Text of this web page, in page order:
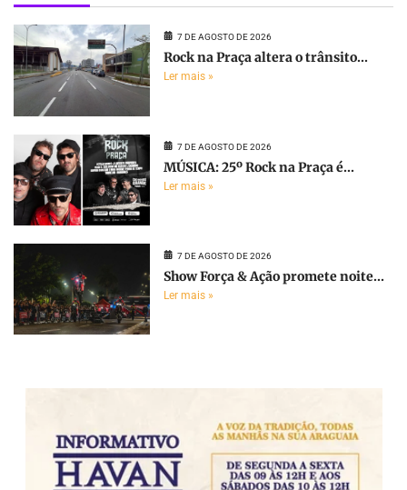
7 DE AGOSTO DE 2026
Rock na Praça altera o trânsito...
Ler mais »
7 DE AGOSTO DE 2026
MÚSICA: 25º Rock na Praça é...
Ler mais »
7 DE AGOSTO DE 2026
Show Força & Ação promete noite...
Ler mais »